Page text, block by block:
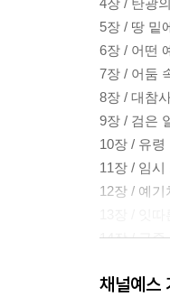
4장 / 탄광
5장 / 땅 밑
6장 / 어떤
7장 / 어둠
8장 / 대참
9장 / 검은
10장 / 유령
11장 / 임시
12장 / 예
14장 / 금줄
16장 / 시체
채널예스